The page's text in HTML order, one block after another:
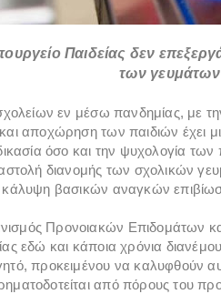
Παιδείας δεν
των
εν μέσω πανδημίας, με
αποχώρηση των παιδιών έχει
όσο και την ψυχολογία
διανομής των σχολικών
βασικών αναγκών
Προνοιακών Επιδομάτων
εδώ και κάποια χρόνια
προκειμένου να καλυφθούν
από πόρους του